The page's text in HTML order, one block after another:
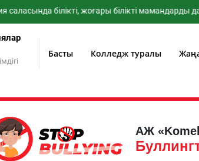
білікті, жоғары білікті мамандарды даярлау
Басты Колледж туралы
АЖ